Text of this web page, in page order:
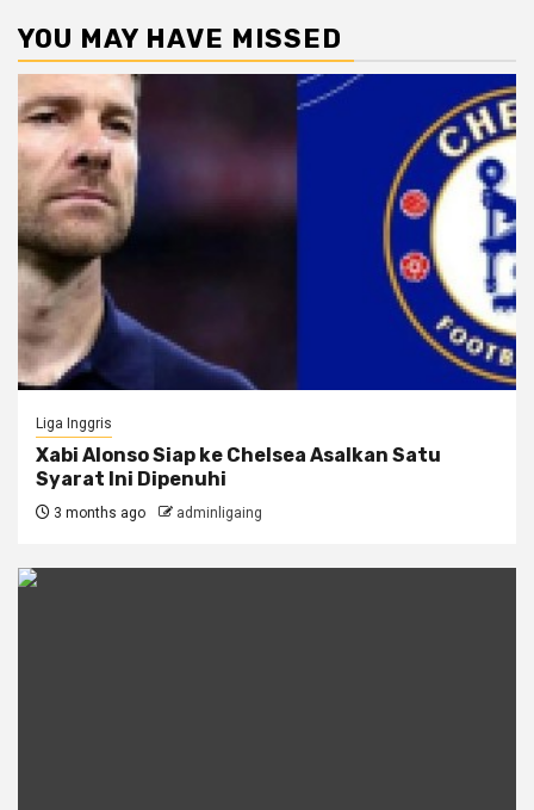
YOU MAY HAVE MISSED
Liga Inggris
Xabi Alonso Siap ke Chelsea Asalkan Satu
Syarat Ini Dipenuhi
3 months ago adminligaing